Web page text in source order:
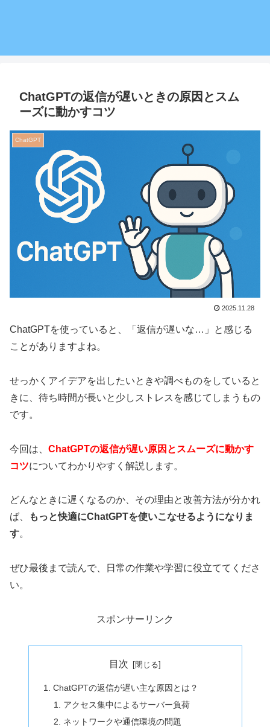
ChatGPTの返信が遅いときの原因とスム
ーズに動かすコツ
ChatGPT
2025.11.28
ChatGPTを使っていると、「返信が遅いな…」と感じる
ことがありますよね。
せっかくアイデアを出したいときや調べものをしていると
きに、待ち時間が長いと少しストレスを感じてしまうもの
です。
今回は、 ChatGPTの返信が遅い原因とスムーズに動かす
コツについてわかりやすく解説します。
どんなときに遅くなるのか、その理由と改善方法が分かれ
ば、
もっと快適にChatGPTを使いこなせるようになりま
す。
ぜひ最後まで読んで、日常の作業や学習に役立ててくださ
い。
スポンサーリンク
目次
ChatGPTの返信が遅い主な原因とは？
アクセス集中によるサーバー負荷
ネットワークや通信環境の問題